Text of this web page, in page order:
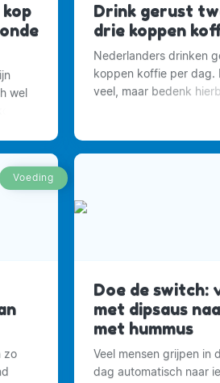
wel
Drink gerust
drie koppen
Nederlanders drinken
koppen koffie per dag.
veel, maar bedenk
Voeding
zo
Doe de switch:
met dipsaus
met hummus
Veel mensen grijpen in
dag automatisch naar